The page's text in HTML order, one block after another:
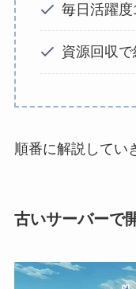
毎日活躍
資源回収
順番に解説してい
古いサーバーで